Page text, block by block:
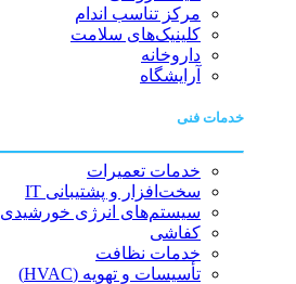
مرکز تناسب اندام
کلینیک‌های سلامت
داروخانه
آرایشگاه
خدمات فنی
خدمات تعمیرات
سخت‌افزار و پشتیبانی IT
سیستم‌های انرژی خورشیدی
کفاشی
خدمات نظافت
تأسیسات و تهویه (HVAC)